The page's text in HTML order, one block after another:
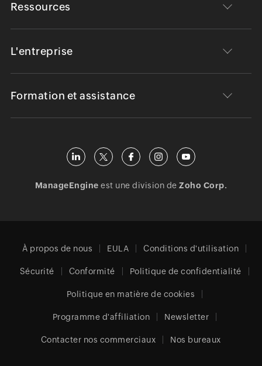
Ressources
L'entreprise
Formation et assistance
ManageEngine est une division deZoho Corp.
À propos de nous EULA Conditions d'utilisation
Sécurité Conformité Politique de confidentialité
Politique en matière de cookies
Programme d'affiliation Newsletter
Contacter nos commerciaux Nos bureaux